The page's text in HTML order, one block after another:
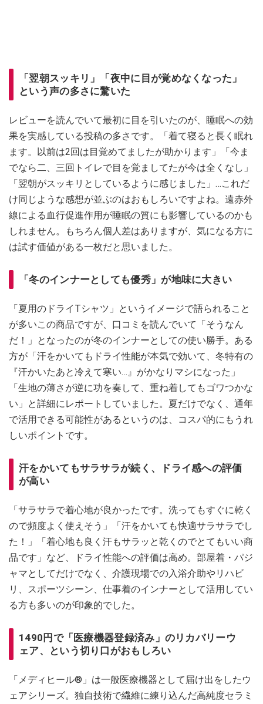
「翌朝スッキリ」「夜中に目が覚めなくなった」
という声の多さに驚いた
レビューを読んでいて最初に目を引いたのが、睡眠への効
果を実感している投稿の多さです。「着て寝ると長く眠れ
ます。以前は2回は目覚めてましたが助かります」「今ま
でなら二、三回トイレで目を覚ましてたが今は全くなし」
「翌朝がスッキリとしているように感じました」…これだ
け同じような感想が並ぶのはおもしろいですよね。遠赤外
線による血行促進作用が睡眠の質にも影響しているのかも
しれません。もちろん個人差はありますが、気になる方に
は試す価値がある一枚だと思いました。
「冬のインナーとしても優秀」が地味に大きい
「夏用のドライTシャツ」というイメージで語られること
が多いこの商品ですが、口コミを読んでいて「そうなん
だ！」となったのが冬のインナーとしての使い勝手。ある
方が「汗をかいてもドライ性能が本気で効いて、冬特有の
『汗かいたあと冷えて寒い…』がかなりマシになった」
「生地の薄さが逆に功を奏して、重ね着してもゴワつかな
い」と詳細にレポートしていました。夏だけでなく、通年
で活用できる可能性があるというのは、コスパ的にもうれ
しいポイントです。
汗をかいてもサラサラが続く、ドライ感への評価
が高い
「サラサラで着心地が良かったです。洗ってもすぐに乾く
ので頻度よく使えそう」「汗をかいても快適サラサラでし
た！」「着心地も良く汗もサラッと乾くのでとてもいい商
品です」など、ドライ性能への評価は高め。部屋着・パジ
ャマとしてだけでなく、介護現場での入浴介助やリハビ
リ、スポーツシーン、仕事着のインナーとして活用してい
る方も多いのが印象的でした。
1490円で「医療機器登録済み」のリカバリーウ
ェア、という切り口がおもしろい
「メディヒール®」は一般医療機器として届け出をしたウ
ェアシリーズ。独自技術で繊維に練り込んだ高純度セラミ